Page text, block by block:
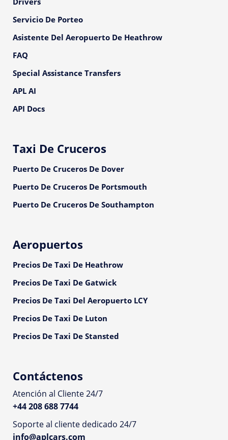
Servicio De Porteo
Asistente Del Aeropuerto De Heathrow
FAQ
Special Assistance Transfers
APL AI
API Docs
Taxi De Cruceros
Puerto De Cruceros De Dover
Puerto De Cruceros De Portsmouth
Puerto De Cruceros De Southampton
Aeropuertos
Precios De Taxi De Heathrow
Precios De Taxi De Gatwick
Precios De Taxi Del Aeropuerto LCY
Precios De Taxi De Luton
Precios De Taxi De Stansted
Contáctenos
Atención al Cliente 24/7
+44 208 688 7744
Soporte al cliente dedicado 24/7
info@aplcars.com